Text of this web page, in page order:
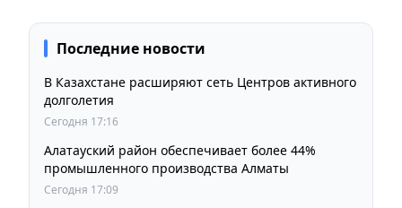
Последние новости
В Казахстане расширяют сеть Центров активного
долголетия
Сегодня 17:16
Алатауский район обеспечивает более 44%
промышленного производства Алматы
Сегодня 17:09